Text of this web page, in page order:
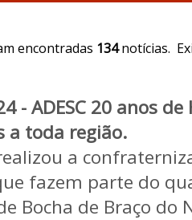
encontradas 134notícias.
- ADESC 20 anos
a toda região.
a
fazem parte do
Bocha de Braço do